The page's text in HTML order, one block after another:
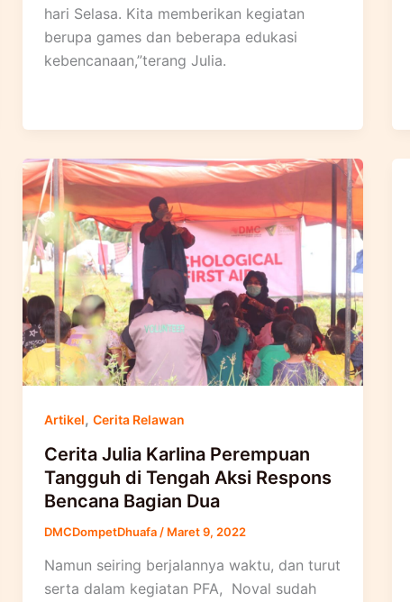
hari Selasa. Kita memberikan kegiatan
berupa games dan beberapa edukasi
kebencanaan,”terang Julia.
Artikel, Cerita Relawan
Cerita Julia Karlina Perempuan
Tangguh di Tengah Aksi Respons
Bencana Bagian Dua
DMCDompetDhuafa / Maret 9, 2022
Namun seiring berjalannya waktu, dan turut
serta dalam kegiatan PFA, Noval sudah